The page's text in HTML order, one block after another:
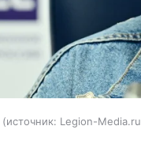
источник: Legion-Media.ru